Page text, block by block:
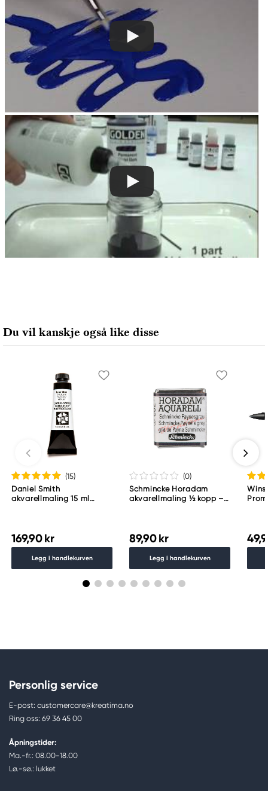
Golden Artist Colors, Inc
188 Bell Road
New Berlin, NY 13411-9527 USA
help@goldenpaints.com
800-959-6543
Du vil kanskje også like disse
(15)
Daniel Smith
akvarellmaling 15 ml
169,90 kr
Legg i handlekurven
(0)
Schmincke Horadam
akvarellmaling ½ kopp –
89,90 kr
Legg i handlekurven
Personlig service
E-post: customercare@kreatima.no
Ring oss: 69 36 45 00
Åpningstider:
Ma.-fr.: 08.00-18.00
Lø.-sø.: lukket